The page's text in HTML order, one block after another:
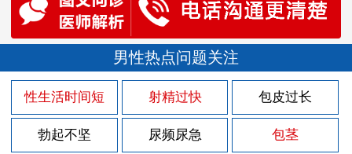
男性热点问题关注
性生活时间短 射精过快 包皮过长
勃起不坚 尿频尿急 包茎